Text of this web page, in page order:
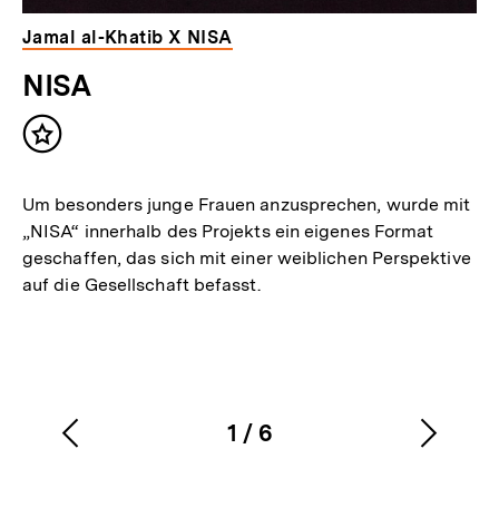
Jamal al-Khatib X NISA
NISA
Inhalt
Um besonders junge Frauen anzusprechen, wurde mit
„NISA“ innerhalb des Projekts ein eigenes Format
geschaffen, das sich mit einer weiblichen Perspektive
auf die Gesellschaft befasst.
Karussellinhalt
1
von
/ 6
Vorherigen